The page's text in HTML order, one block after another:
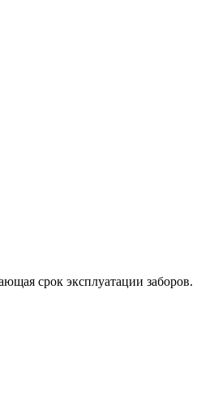
срок эксплуатации заборов.